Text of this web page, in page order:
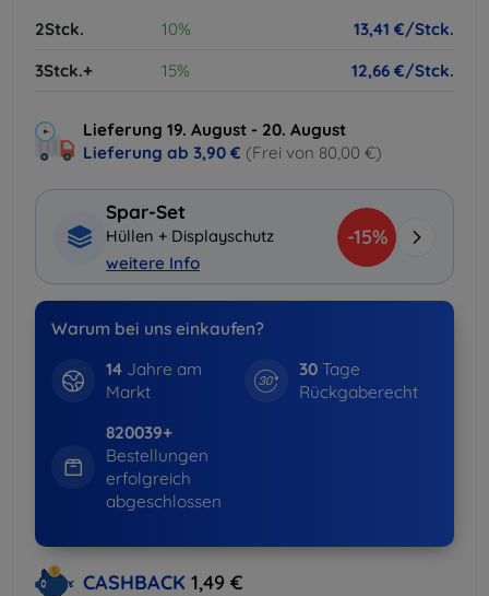
2Stck.
10%
13,41 €/Stck.
3Stck.+
15% 12,66 €/Stck.
Lieferung 19. August - 20. August
Lieferung ab 3,90 € (Frei von 80,00 €)
Spar-Set
Hüllen + Displayschutz
weitere Info
-15%
Warum bei uns einkaufen?
14Jahre am
Markt
30 Tage
Rückgaberecht
820039+
Bestellungen
erfolgreich
abgeschlossen
CASHBACK 1,49 €